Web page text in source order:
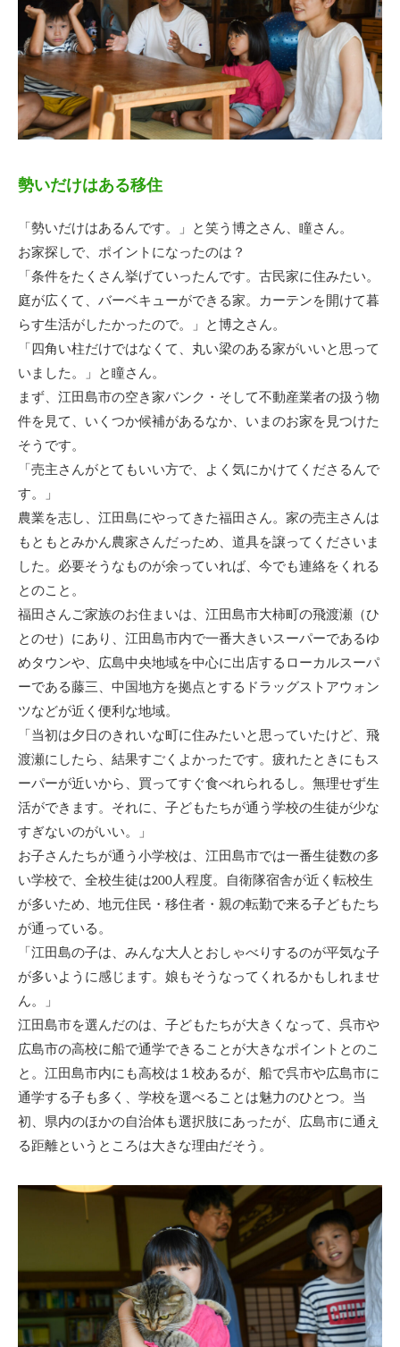
勢いだけはある移住
「勢いだけはあるんです。」と笑う博之さん、瞳さん。
お家探しで、ポイントになったのは？
「条件をたくさん挙げていったんです。古民家に住みたい。
庭が広くて、バーベキューができる家。カーテンを開けて暮
らす生活がしたかったので。」と博之さん。
「四角い柱だけではなくて、丸い梁のある家がいいと思って
いました。」と瞳さん。
まず、江田島市の空き家バンク・そして不動産業者の扱う物
件を見て、いくつか候補があるなか、いまのお家を見つけた
そうです。
「売主さんがとてもいい方で、よく気にかけてくださるんで
す。」
農業を志し、江田島にやってきた福田さん。家の売主さんは
もともとみかん農家さんだっため、道具を譲ってくださいま
した。必要そうなものが余っていれば、今でも連絡をくれる
とのこと。
福田さんご家族のお住まいは、江田島市大柿町の飛渡瀬（ひ
とのせ）にあり、江田島市内で一番大きいスーパーであるゆ
めタウンや、広島中央地域を中心に出店するローカルスーパ
ーである藤三、中国地方を拠点とするドラッグストアウォン
ツなどが近く便利な地域。
「当初は夕日のきれいな町に住みたいと思っていたけど、飛
渡瀬にしたら、結果すごくよかったです。疲れたときにもス
ーパーが近いから、買ってすぐ食べれられるし。無理せず生
活ができます。それに、子どもたちが通う学校の生徒が少な
すぎないのがいい。」
お子さんたちが通う小学校は、江田島市では一番生徒数の多
い学校で、全校生徒は200人程度。自衛隊宿舎が近く転校生
が多いため、地元住民・移住者・親の転勤で来る子どもたち
が通っている。
「江田島の子は、みんな大人とおしゃべりするのが平気な子
が多いように感じます。娘もそうなってくれるかもしれませ
ん。」
江田島市を選んだのは、子どもたちが大きくなって、呉市や
広島市の高校に船で通学できることが大きなポイントとのこ
と。江田島市内にも高校は１校あるが、船で呉市や広島市に
通学する子も多く、学校を選べることは魅力のひとつ。当
初、県内のほかの自治体も選択肢にあったが、広島市に通え
る距離というところは大きな理由だそう。